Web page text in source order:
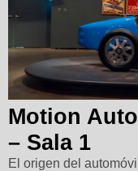
Motion
– Sala 1
El origen del automóvil